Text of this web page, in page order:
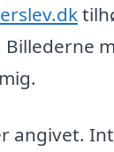
angivet.